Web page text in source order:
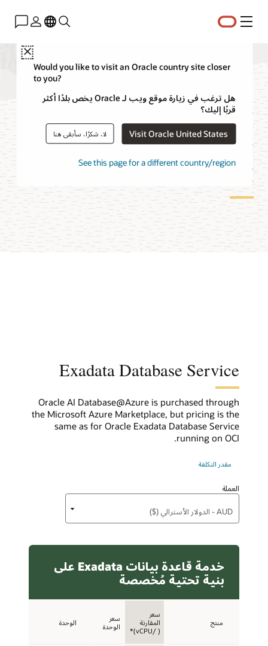
القائمة
Close
Would you like to visit an Oracle country site closer
to you?
هل ترغب في زيارة موقع ويب لـ Oracle يخص بلدًا أكثر
قربًا إليك؟
Visit Oracle United States لا، شكرًا، سأبقى هنا
See this page for a different country/region
Oracle
Database@Azure
Pricing
Exadata Database Service
Oracle AI Database@Azure is purchased through
the Microsoft Azure Marketplace, but pricing is the
same as for Oracle Exadata Database Service
running on OCI.
العملة
مقدر التكلفة
خدمة قاعدة بيانات Exadata على
بنية تحتية مُخصصة
منتج
سعر
المقارنة
( /vCPU)*
سعر
الوحدة
الوحدة